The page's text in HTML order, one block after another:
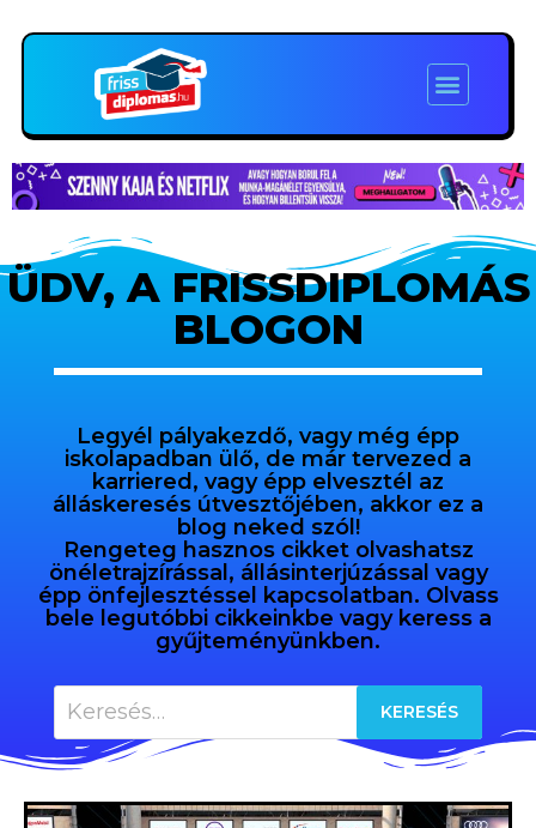
ÜDV, A FRISSDIPLOMÁS
BLOGON
Legyél pályakezdő, vagy még épp
iskolapadban ülő, de már tervezed a
karriered, vagy épp elvesztél az
álláskeresés útvesztőjében, akkor ez a
blog neked szól!
Rengeteg hasznos cikket olvashatsz
önéletrajzírással, állásinterjúzással vagy
épp önfejlesztéssel kapcsolatban. Olvass
bele legutóbbi cikkeinkbe vagy keress a
gyűjteményünkben.